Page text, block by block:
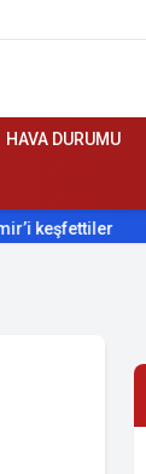
HAVA DURUMU